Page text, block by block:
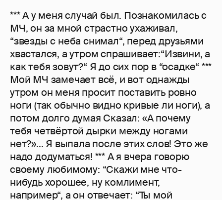
*** А у меня случай был. Познакомилась с
МЧ, он за мной страстно ухаживал,
“звезды с неба снимал“, перед друзьями
хвастался, а утром спрашивает:“Извини, а
как тебя зовут?“ Я до сих пор в “осадке“ ***
Мой МЧ замечает всё, и вот однажды
утром он меня просит поставить ровно
ноги (так обычно видно кривые ли ноги), а
потом долго думая Сказал: «А почему
тебя четвёртой дырки между ногами
нет?»... Я выпала после этих слов! Это же
надо додуматься! *** А я вчера говорю
своему любимому: “Скажи мне что-
нибудь хорошее, ну комлимент,
например“, а он отвечает: “Ты мой